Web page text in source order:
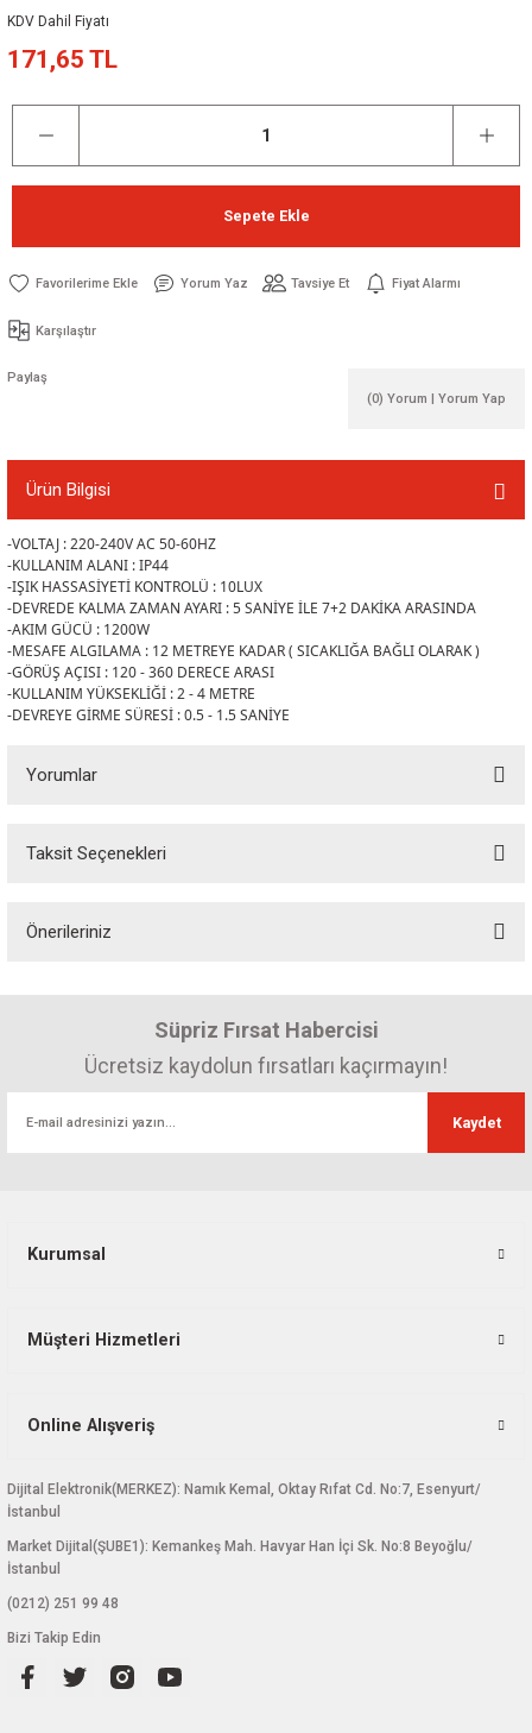
KDV Dahil Fiyatı
171,65 TL
Sepete Ekle
Yorum Yaz Tavsiye Et Fiyat Alarmı
Karşılaştır
Paylaş
(0) Yorum | Yorum Yap
Ürün Bilgisi
-VOLTAJ : 220-240V AC 50-60HZ
-KULLANIM ALANI : IP44
-IŞIK HASSASİYETİ KONTROLÜ : 10LUX
-DEVREDE KALMA ZAMAN AYARI : 5 SANİYE İLE 7+2 DAKİKA ARASINDA
-AKIM GÜCÜ : 1200W
-MESAFE ALGILAMA : 12 METREYE KADAR ( SICAKLIĞA BAĞLI OLARAK )
-GÖRÜŞ AÇISI : 120 - 360 DERECE ARASI
-KULLANIM YÜKSEKLİĞİ : 2 - 4 METRE
-DEVREYE GİRME SÜRESİ : 0.5 - 1.5 SANİYE
Yorumlar
Taksit Seçenekleri
Önerileriniz
Görüş ve önerileriniz için teşekkür ederiz.
Ürün resmi kalitesiz, bozuk veya görüntülenemiyor.
Bu ürüne benzer farklı alternatifler olmalı.
Süpriz Fırsat Habercisi
Ücretsiz kaydolun fırsatları kaçırmayın!
Kaydet
Kurumsal
Müşteri Hizmetleri
Online Alışveriş
Dijital Elektronik(MERKEZ): Namık Kemal, Oktay Rıfat Cd. No:7, Esenyurt/
İstanbul
Market Dijital(ŞUBE1): Kemankeş Mah. Havyar Han İçi Sk. No:8 Beyoğlu/
İstanbul
(0212) 251 99 48
Bizi Takip Edin